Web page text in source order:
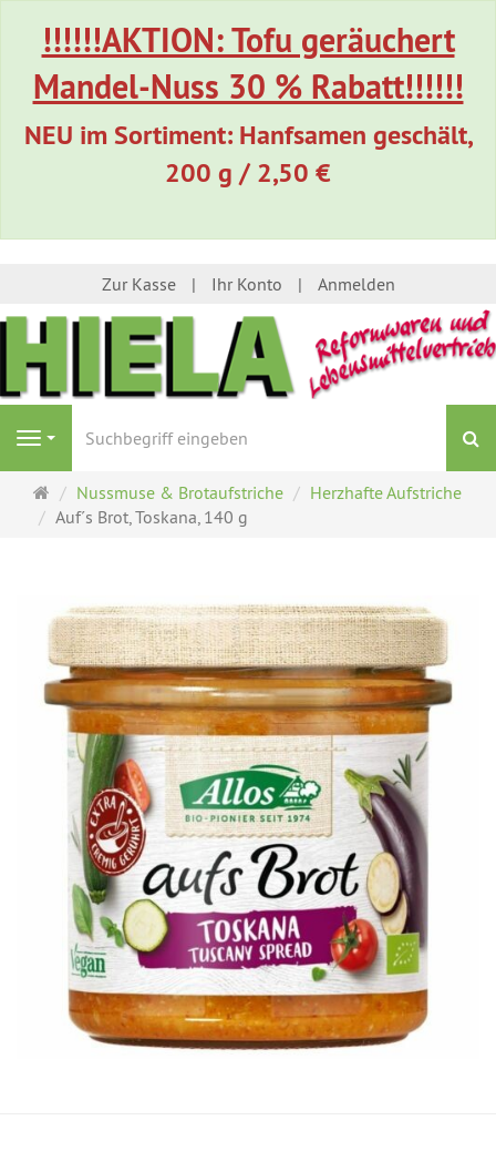
!!!!!!AKTION: Tofu geräuchert
Mandel-Nuss 30 % Rabatt!!!!!!
NEU im Sortiment: Hanfsamen geschält,
200 g / 2,50 €
Zur Kasse Ihr Konto Anmelden
Navigation
Startseite
Nussmuse & Brotaufstriche
Herzhafte Aufstriche
Auf´s Brot, Toskana, 140 g